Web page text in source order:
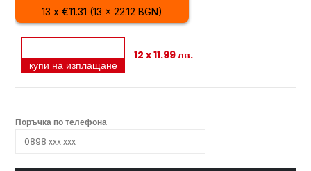
13 x €11.31 (13 x 22.12 BGN)
купи на изплащане
12 x 11.99 лв.
Поръчка по телефона